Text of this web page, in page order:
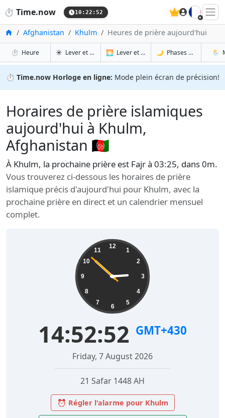
⏱️ Time.now 10:22:53 🇫🇷
Accueil
Afghanistan Khulm Heures de prière aujourd'hui
⏱️ Heureà Khulm
☀️ Lever et coucher du soleil à Khulm
🌅 Lever et coucher du soleil demain à
🌙 Phases de la Lune à
🌦️
⏱️ Time.now Horloge en ligne: Mode plein écran de précision!
Horaires de prière islamiques
aujourd'hui à Khulm,
Afghanistan 🇦🇫
À Khulm, la prochaine prière est Fajr à 03:25, dans 0m.
Vous trouverez ci-dessous les horaires de prière
islamique précis d'aujourd'hui pour Khulm, avec la
prochaine prière en direct et un calendrier mensuel
complet.
12
1
2
3
4
5
6
7
8
9
10
11
14:52:53 GMT+430
Friday, 7 August 2026
21 Safar 1448 AH
⏰ Régler l'alarme pour Khulm